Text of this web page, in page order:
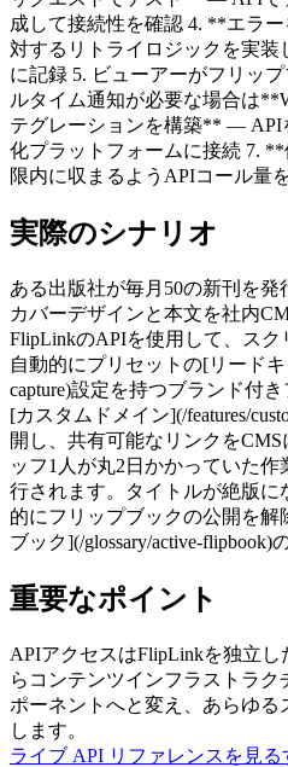
成して接続性を確認 4. **エラ
対するリトライロジックを実
に記録 5. ビューアーがフリッ
ルタイム通知が必要な場合は
テグレーションを構築** — API
化プラットフォームに接続 7.
限内に収まるようAPIコール量
実際のシナリオ
ある出版社が毎月50の新刊を
カバーデザインと本文を社内
FlipLinkのAPIを使用して、スク
自動的にプリセットの[リードキ
capture)設定を持つブランド付
[カスタムドメイン](/features/
開し、共有可能なリンクを
ッフ1人が丸2日かかっていた
行されます。タイトルが絶版
的にフリップブックの公開を
ブック](/glossary/active-flipbook)
重要なポイント
APIアクセスはFlipLinkを独立
らコンテンツインフラストラ
ポーネントへと変え、あらゆ
します。
ライブ API リファレンスを見る